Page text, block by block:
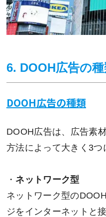
6. DOOH広告の
DOOH広告の種類
DOOH広告は、広告素
方法によって大きく3つ
・ネットワーク型
ネットワーク型の
ジをインターネットと